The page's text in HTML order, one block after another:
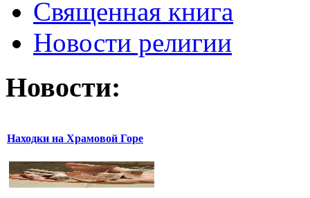
Священная книга
Новости религии
Новости:
Находки на Храмовой Горе